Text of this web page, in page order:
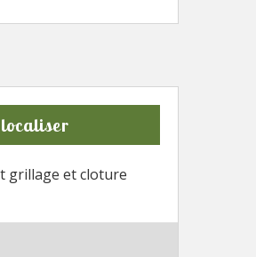
grillage et cloture